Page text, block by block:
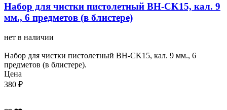
Набор для чистки пистолетный BH-CK15, кал. 9
мм., 6 предметов (в блистере)
нет в наличии
Набор для чистки пистолетный BH-CK15, кал. 9 мм., 6
предметов (в блистере).
Цена
380 ₽